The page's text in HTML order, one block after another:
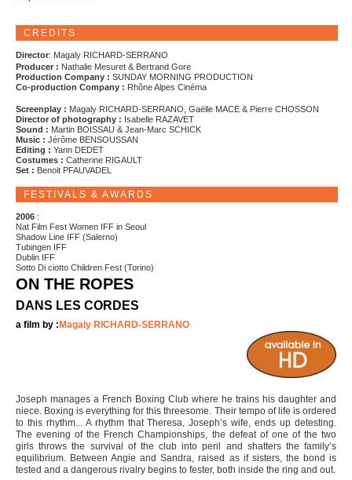
CREDITS
Director: Magaly RICHARD-SERRANO
Producer : Nathalie Mesuret & Bertrand Gore
Production Company : SUNDAY MORNING PRODUCTION
Co-production Company : Rhône Alpes Cinéma
Screenplay : Magaly RICHARD-SERRANO, Gaëlle MACE & Pierre CHOSSON
Director of photography : Isabelle RAZAVET
Sound : Martin BOISSAU & Jean-Marc SCHICK
Music : Jérôme BENSOUSSAN
Editing : Yann DEDET
Costumes : Catherine RIGAULT
Set : Benoit PFAUVADEL
FESTIVALS & AWARDS
2006 :
Nat Film Fest Women IFF in Seoul
Shadow Line IFF (Salerno)
Tubingen IFF
Dublin IFF
Sotto Di ciotto Children Fest (Torino)
ON THE ROPES
DANS LES CORDES
a film by : Magaly RICHARD-SERRANO
Joseph manages a French Boxing Club where he trains his daughter and
niece. Boxing is everything for this threesome. Their tempo of life is ordered
to this rhythm... A rhythm that Theresa, Joseph’s wife, ends up detesting.
The evening of the French Championships, the defeat of one of the two
girls throws the survival of the club into peril and shatters the family’s
equilibrium. Between Angie and Sandra, raised as if sisters, the bond is
tested and a dangerous rivalry begins to fester, both inside the ring and out.